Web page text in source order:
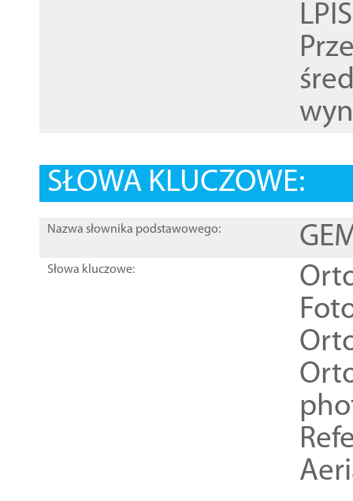
SŁOWA KLUCZOWE:
Nazwa słownika podstawowego:
Słowa kluczowe: